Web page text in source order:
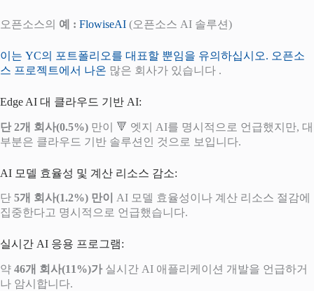
오픈소스의 예 : FlowiseAI (오픈소스 AI 솔루션)
이는 YC의 포트폴리오를 대표할 뿐임을 유의하십시오. 오픈소
스 프로젝트에서 나온 많은 회사가 있습니다 .
Edge AI 대 클라우드 기반 AI:
단 2개 회사(0.5%) 만이 🔻 엣지 AI를 명시적으로 언급했지만, 대
부분은 클라우드 기반 솔루션인 것으로 보입니다.
AI 모델 효율성 및 계산 리소스 감소:
단 5개 회사(1.2%) 만이 AI 모델 효율성이나 계산 리소스 절감에
집중한다고 명시적으로 언급했습니다.
실시간 AI 응용 프로그램:
약 46개 회사(11%)가 실시간 AI 애플리케이션 개발을 언급하거
나 암시합니다.